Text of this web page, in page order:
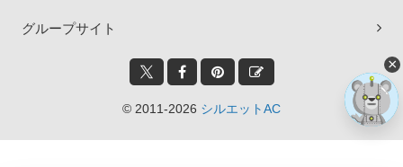
グループサイト
© 2011-2026 シルエットAC
×